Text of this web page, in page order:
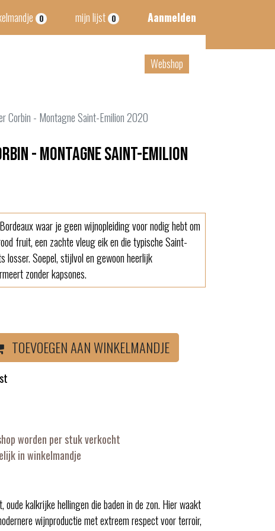
0 mijn lijst 0 Aanmelden
Webshop
Corbin - Montagne Saint-Emilion 2020
- Montagne Saint-Emilion
waar je geen wijnopleiding voor nodig hebt om
fruit, een zachte vleug eik en die typische Saint-
losser. Soepel, stijlvol en gewoon heerlijk
zonder kapsones.
TOEVOEGEN AAN WINKELMANDJE
worden per stuk verkocht
in winkelmandje
kalkrijke hellingen die baden in de zon. Hier waakt
wijnproductie met extreem respect voor terroir,